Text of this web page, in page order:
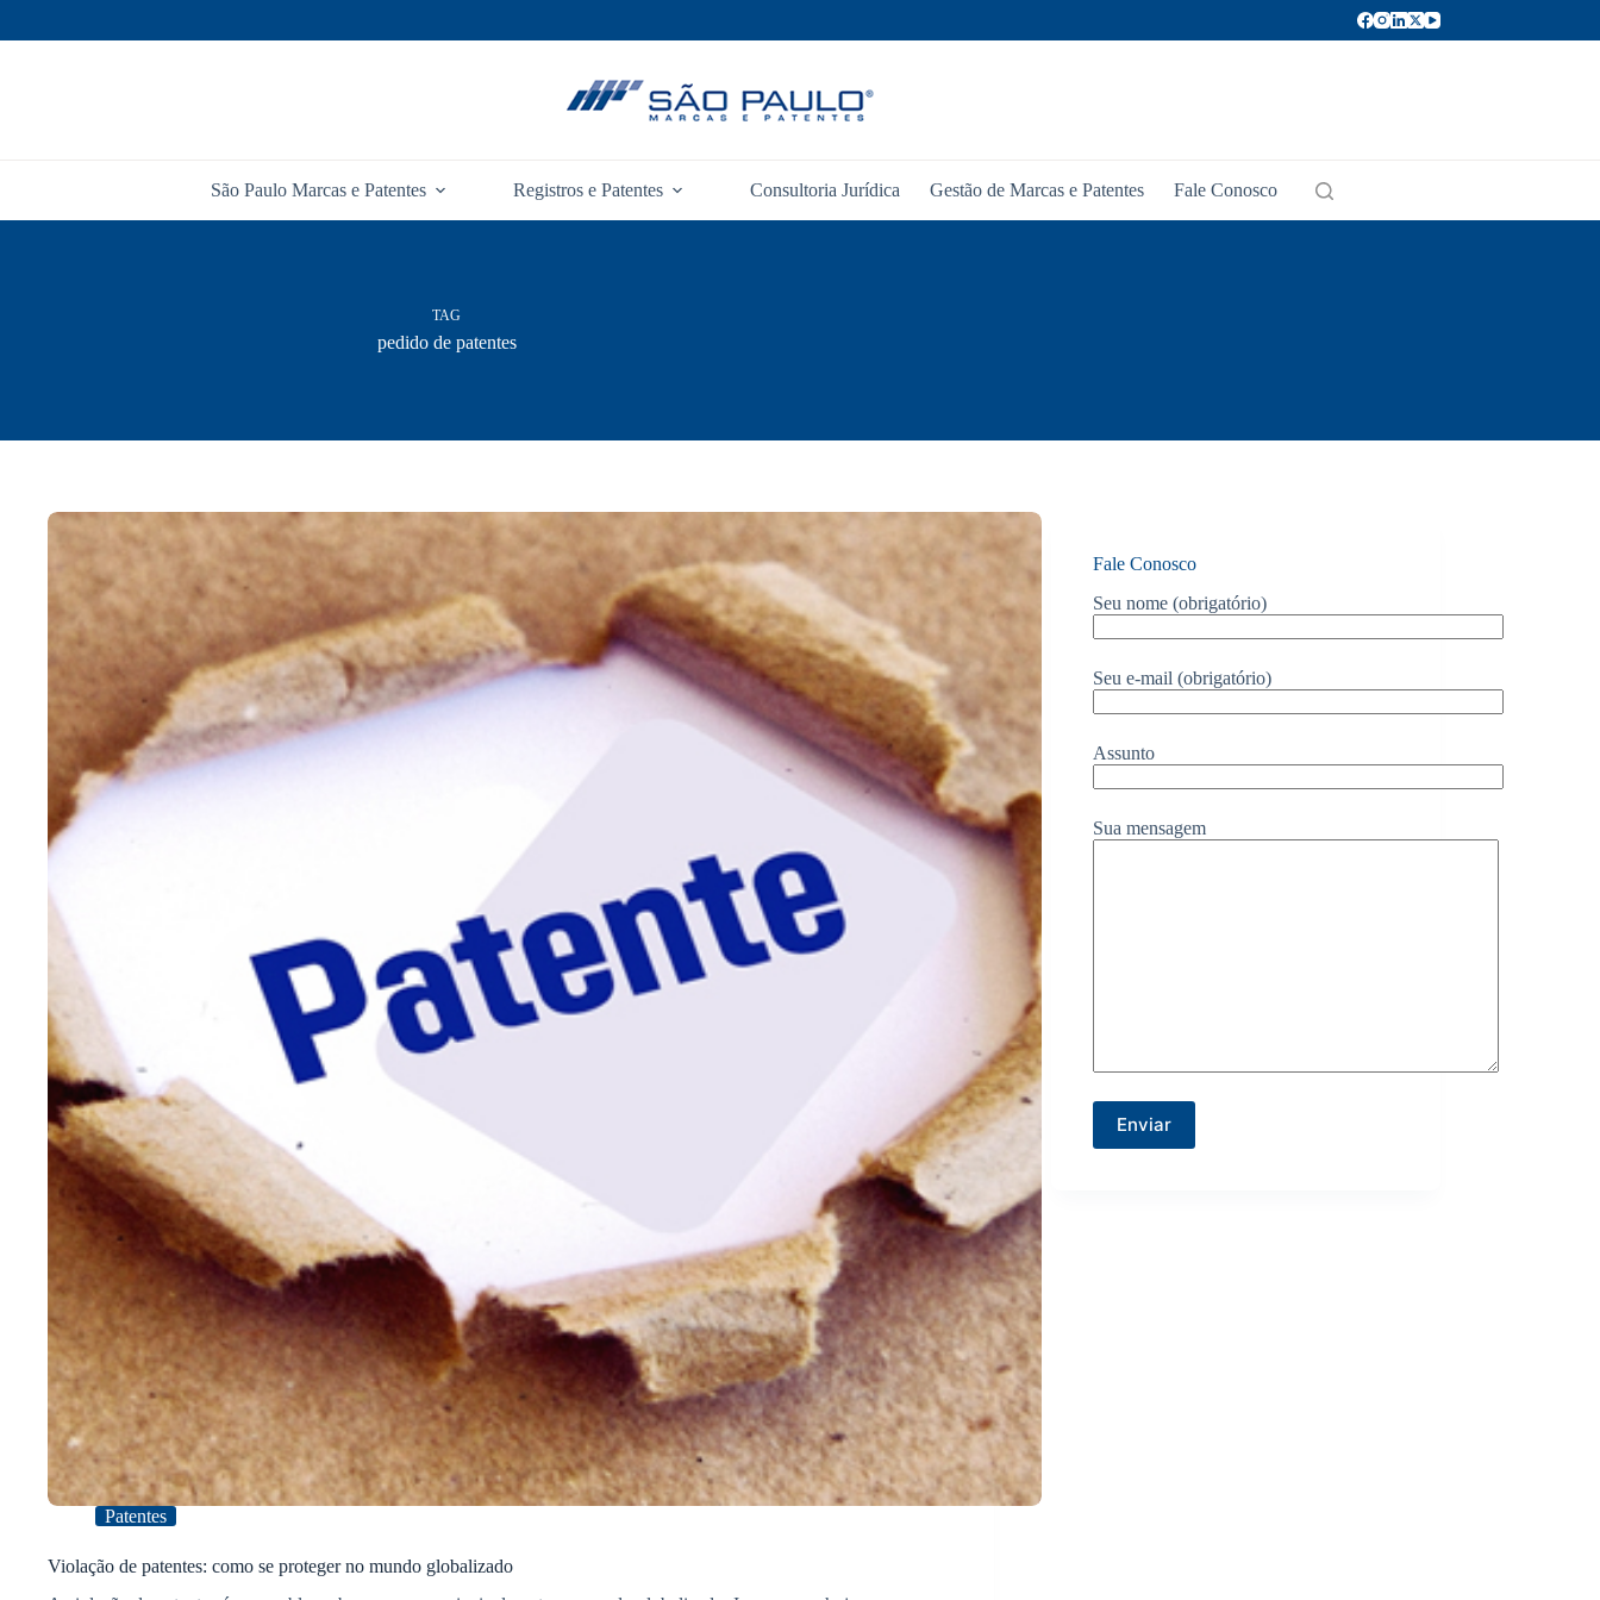
São Paulo Marcas e Patentes Registros e Patentes Consultoria Jurídica Gestão de Marcas e Patentes Fale Conosco
TAG
pedido de patentes
Patentes
Violação de patentes: como se proteger no mundo globalizado
Fale Conosco
Seu nome (obrigatório)
Seu e-mail (obrigatório)
Assunto
Sua mensagem